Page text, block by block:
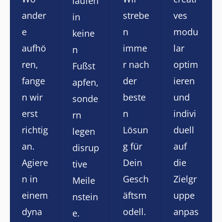
ander
e
aufhö
ren,
fange
n wir
erst
richtig
an.
Agiere
n in
einem
dyna
in
keine
n
Fußst
apfen,
sonde
rn
legen
disrup
tive
Meile
nstein
e.
strebe
n
imme
r nach
der
beste
n
Lösun
g für
Dein
Gesch
äftsm
odell.
ves
modu
lar
optim
ieren
und
indivi
duell
auf
die
Zielgr
uppe
anpas